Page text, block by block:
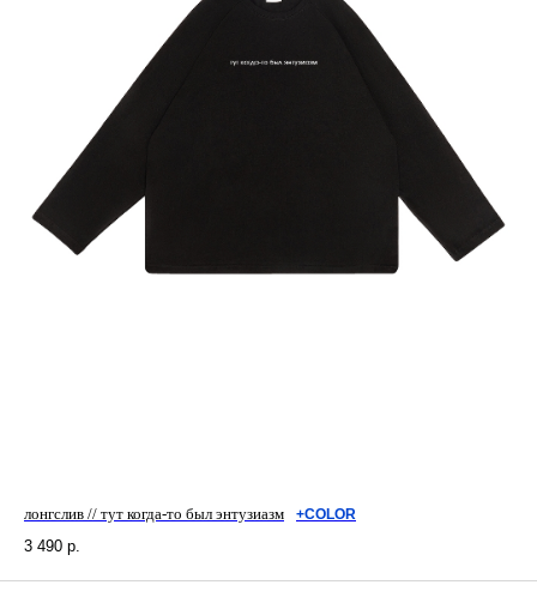
лонгслив // тут когда-то был энтузиазм +COLOR
3 490 р.